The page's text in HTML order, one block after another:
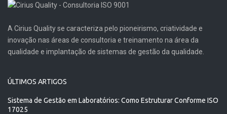
A Cirius Quality se caracteriza pelo pioneirismo, criatividade e
inovação nas áreas de consultoria e treinamento na área da
qualidade e implantação de sistemas de gestão da qualidade.
ÚLTIMOS ARTIGOS
Sistema de Gestão em Laboratórios: Como Estruturar Conforme ISO
17025